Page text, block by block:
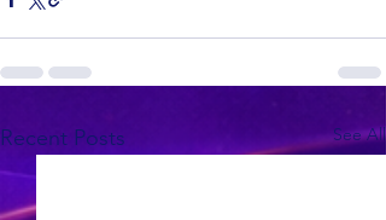
Recent Posts See All